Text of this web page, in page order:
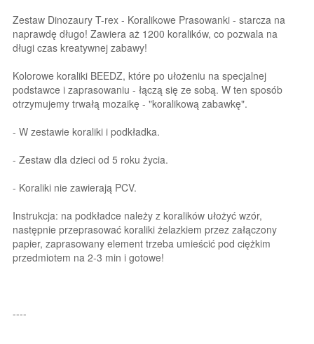
Zestaw Dinozaury T-rex - Koralikowe Prasowanki - starcza na
naprawdę długo! Zawiera aż 1200 koralików, co pozwala na
długi czas kreatywnej zabawy!
Kolorowe koraliki BEEDZ, które po ułożeniu na specjalnej
podstawce i zaprasowaniu - łączą się ze sobą. W ten sposób
otrzymujemy trwałą mozaikę - "koralikową zabawkę".
- W zestawie koraliki i podkładka.
- Zestaw dla dzieci od 5 roku życia.
- Koraliki nie zawierają PCV.
Instrukcja: na podkładce należy z koralików ułożyć wzór,
następnie przeprasować koraliki żelazkiem przez załączony
papier, zaprasowany element trzeba umieścić pod ciężkim
przedmiotem na 2-3 min i gotowe!
----